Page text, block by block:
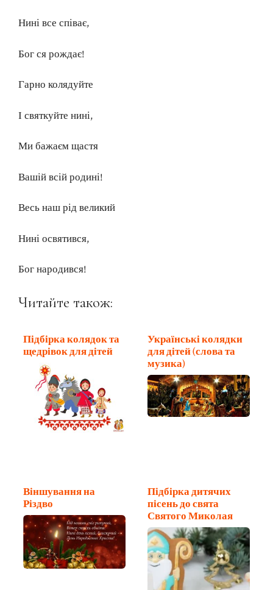
Нині все співає,
Бог ся рождає!
Гарно колядуйте
І святкуйте нині,
Ми бажаєм щастя
Вашій всій родині!
Весь наш рід великий
Нині освятився,
Бог народився!
Читайте також:
Підбірка колядок та
щедрівок для дітей
Українські колядки
для дітей (слова та
музика)
Віншування на
Різдво
Підбірка дитячих
пісень до свята
Святого Миколая